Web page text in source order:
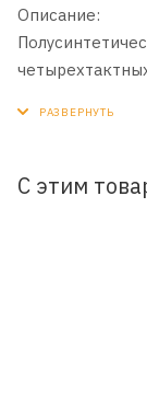
Описание:
MA/MA2.
С этим